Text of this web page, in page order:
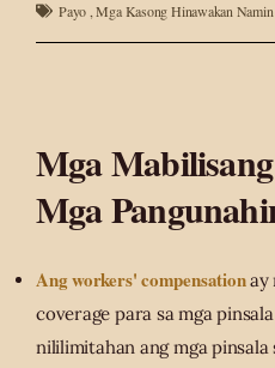
Payo ,Mga Kasong Hinawakan Namin
Mga
Mga
Ang workers' compensationay
coverage para sa mga
nililimitahan ang mga